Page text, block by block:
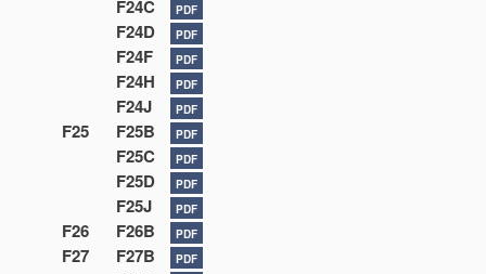
F24C PDF
F24D PDF
F24F PDF
F24H PDF
F24J PDF
F25 F25B PDF
F25C PDF
F25D PDF
F25J PDF
F26 F26B PDF
F27 F27B PDF